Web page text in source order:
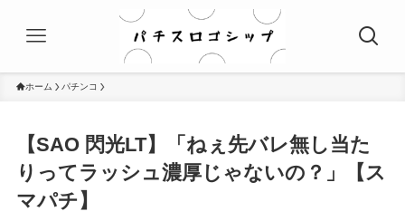
ホーム パチンコ
【SAO 閃光LT】「ねぇ先バレ無し当た
りってラッシュ濃厚じゃないの？」【ス
マパチ】